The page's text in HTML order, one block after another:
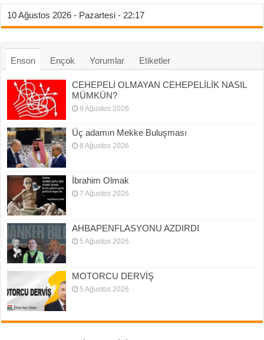
10 Ağustos 2026 - Pazartesi - 22:17
Enson Ençok Yorumlar Etiketler
CEHEPELİ OLMAYAN CEHEPELİLİK NASIL
MÜMKÜN?
9 Ağustos 2026
Üç adamın Mekke Buluşması
8 Ağustos 2026
İbrahim Olmak
7 Ağustos 2026
AHBAPENFLASYONU AZDIRDI
5 Ağustos 2026
MOTORCU DERVİŞ
5 Ağustos 2026